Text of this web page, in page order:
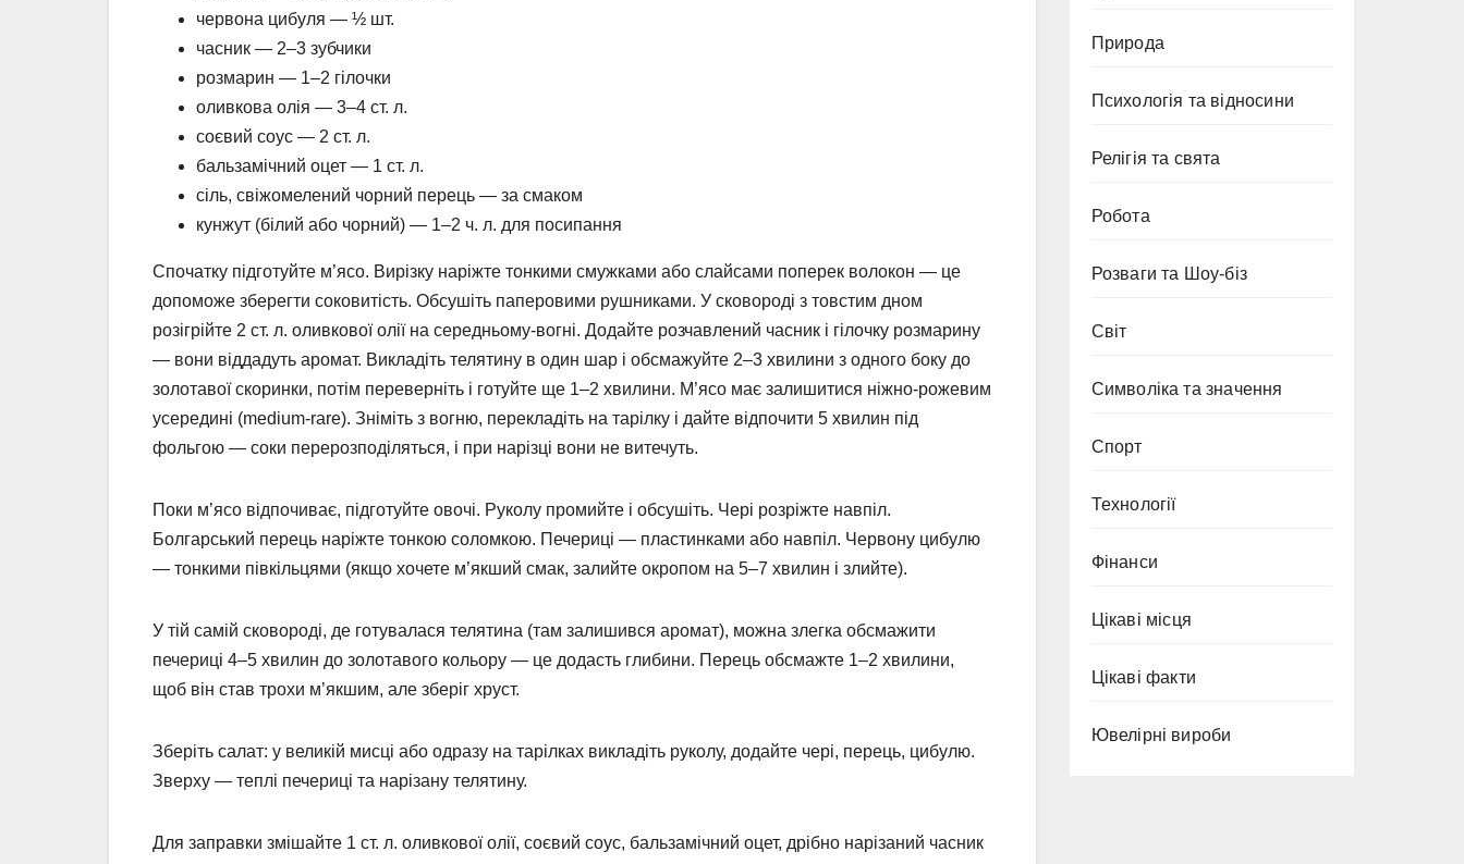
червона цибуля — ½ шт.
часник — 2–3 зубчики
розмарин — 1–2 гілочки
оливкова олія — 3–4 ст. л.
соєвий соус — 2 ст. л.
бальзамічний оцет — 1 ст. л.
сіль, свіжомелений чорний перець — за смаком
кунжут (білий або чорний) — 1–2 ч. л. для посипання
Спочатку підготуйте м’ясо. Вирізку наріжте тонкими смужками або слайсами поперек волокон — це
допоможе зберегти соковитість. Обсушіть паперовими рушниками. У сковороді з товстим дном
розігрійте 2 ст. л. оливкової олії на середньому-вогні. Додайте розчавлений часник і гілочку розмарину
— вони віддадуть аромат. Викладіть телятину в один шар і обсмажуйте 2–3 хвилини з одного боку до
золотавої скоринки, потім переверніть і готуйте ще 1–2 хвилини. М’ясо має залишитися ніжно-рожевим
усередині (medium-rare). Зніміть з вогню, перекладіть на тарілку і дайте відпочити 5 хвилин під
фольгою — соки перерозподіляться, і при нарізці вони не витечуть.
Поки м’ясо відпочиває, підготуйте овочі. Руколу промийте і обсушіть. Чері розріжте навпіл.
Болгарський перець наріжте тонкою соломкою. Печериці — пластинками або навпіл. Червону цибулю
— тонкими півкільцями (якщо хочете м’якший смак, залийте окропом на 5–7 хвилин і злийте).
У тій самій сковороді, де готувалася телятина (там залишився аромат), можна злегка обсмажити
печериці 4–5 хвилин до золотавого кольору — це додасть глибини. Перець обсмажте 1–2 хвилини,
щоб він став трохи м’якшим, але зберіг хруст.
Зберіть салат: у великій мисці або одразу на тарілках викладіть руколу, додайте чері, перець, цибулю.
Зверху — теплі печериці та нарізану телятину.
Для заправки змішайте 1 ст. л. оливкової олії, соєвий соус, бальзамічний оцет, дрібно нарізаний часник
Природа
Психологія та відносини
Релігія та свята
Робота
Розваги та Шоу-біз
Світ
Символіка та значення
Спорт
Технології
Фінанси
Цікаві місця
Цікаві факти
Ювелірні вироби